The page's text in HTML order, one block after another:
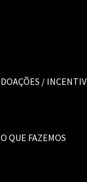
DOAÇÕES /
O QUE FAZEMOS